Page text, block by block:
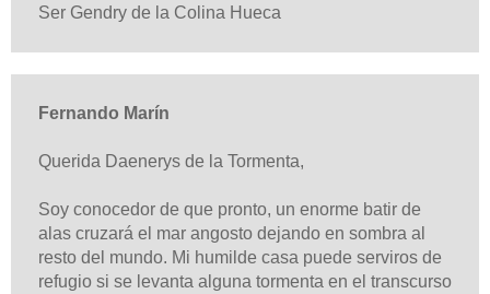
Ser Gendry de la Colina Hueca
Fernando Marín
Querida Daenerys de la Tormenta,
Soy conocedor de que pronto, un enorme batir de
alas cruzará el mar angosto dejando en sombra al
resto del mundo. Mi humilde casa puede serviros de
refugio si se levanta alguna tormenta en el transcurso